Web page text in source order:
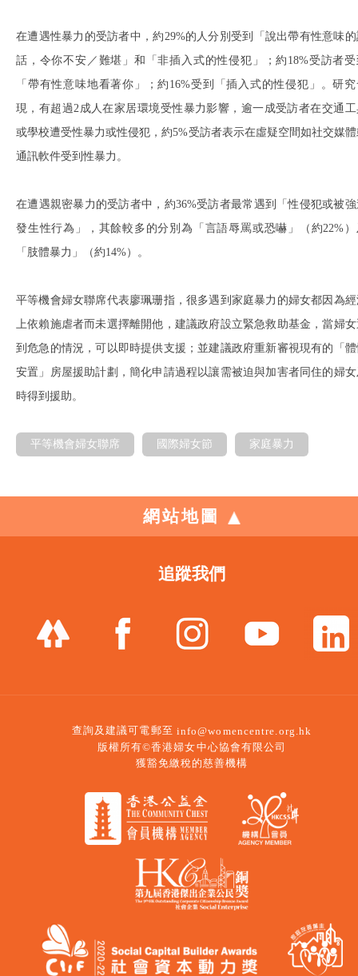
在遭遇性暴力的受訪者中，約29%的人分別受到「說出帶有性意味
話，令你不安／難堪」和「非插入式的性侵犯」；約18%受訪者受
「帶有性意味地看著你」；約16%受到「插入式的性侵犯」。研究
現，有超過2成人在家居環境受性暴力影響，逾一成受訪者在交通工
或學校遭受性暴力或性侵犯，約5%受訪者表示在虛疑空間如社交媒
通訊軟件受到性暴力。
在遭遇親密暴力的受訪者中，約36%受訪者最常遇到「性侵犯或被
發生性行為」，其餘較多的分別為「言語辱罵或恐嚇」（約22%）
「肢體暴力」（約14%）。
平等機會婦女聯席代表廖珮珊指，很多遇到家庭暴力的婦女都因為
上依賴施虐者而未選擇離開他，建議政府設立緊急救助基金，當婦
到危急的情況，可以即時提供支援；並建議政府重新審視現有的「
安置」房屋援助計劃，簡化申請過程以讓需被迫與加害者同住的婦
時得到援助。
平等機會婦女聯席 國際婦女節 家庭暴力
網站地圖
追蹤我們
查詢及建議可電郵至 info@womencentre.org.hk
版權所有©香港婦女中心協會有限公司
獲豁免繳稅的慈善機構